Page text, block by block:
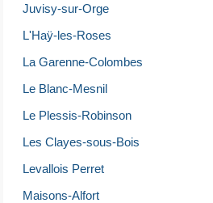
Juvisy-sur-Orge
L'Haÿ-les-Roses
La Garenne-Colombes
Le Blanc-Mesnil
Le Plessis-Robinson
Les Clayes-sous-Bois
Levallois Perret
Maisons-Alfort